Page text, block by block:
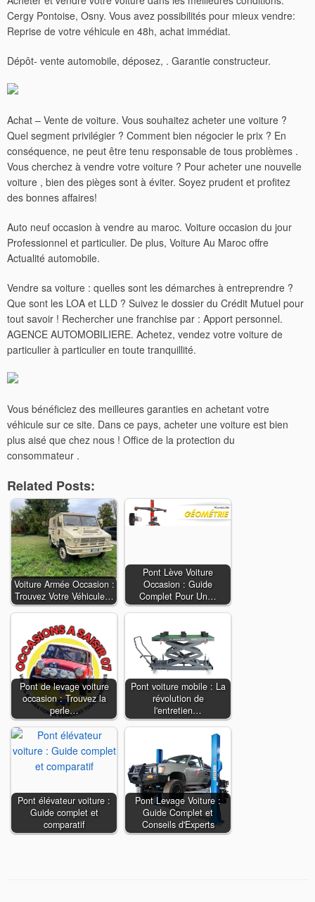
Cergy Pontoise, Osny. Vous avez possibilités pour mieux vendre:
Reprise de votre véhicule en 48h, achat immédiat.
Dépôt- vente automobile, déposez, . Garantie constructeur.
Achat – Vente de voiture. Vous souhaitez acheter une voiture ?
Quel segment privilégier ? Comment bien négocier le prix ? En
conséquence, ne peut être tenu responsable de tous problèmes .
Vous cherchez à vendre votre voiture ? Pour acheter une nouvelle
voiture , bien des pièges sont à éviter. Soyez prudent et profitez
des bonnes affaires!
Auto neuf occasion à vendre au maroc. Voiture occasion du jour
Professionnel et particulier. De plus, Voiture Au Maroc offre
Actualité automobile.
Vendre sa voiture : quelles sont les démarches à entreprendre ?
Que sont les LOA et LLD ? Suivez le dossier du Crédit Mutuel pour
tout savoir ! Rechercher une franchise par : Apport personnel.
AGENCE AUTOMOBILIERE. Achetez, vendez votre voiture de
particulier à particulier en toute tranquillité.
Vous bénéficiez des meilleures garanties en achetant votre
véhicule sur ce site. Dans ce pays, acheter une voiture est bien
plus aisé que chez nous ! Office de la protection du
consommateur .
Related Posts:
Voiture Armée Occasion :
Trouvez Votre Véhicule…
Pont Lève Voiture
Occasion : Guide
Complet Pour Un…
Pont de levage voiture
occasion : Trouvez la
perle…
Pont voiture mobile : La
révolution de
l'entretien…
Pont élévateur voiture :
Guide complet et
comparatif
Pont Levage Voiture :
Guide Complet et
Conseils d'Experts